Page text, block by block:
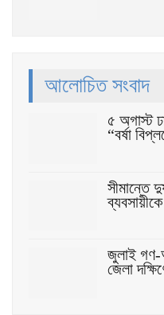
আলোচিত সংবাদ
৫ অগাস্ট
“বর্ষা
সীমান্তে
জুলাই গণ-
জেলা